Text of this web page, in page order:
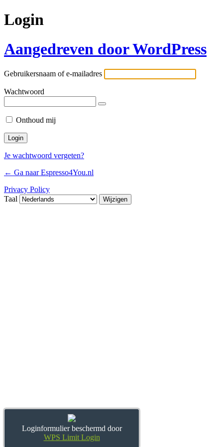
Login
Aangedreven door WordPress
Gebruikersnaam of e-mailadres
Wachtwoord
Loginformulier beschermd door
WPS Limit Login
Onthoud mij
Je wachtwoord vergeten?
← Ga naar Espresso4You.nl
Privacy Policy
Taal